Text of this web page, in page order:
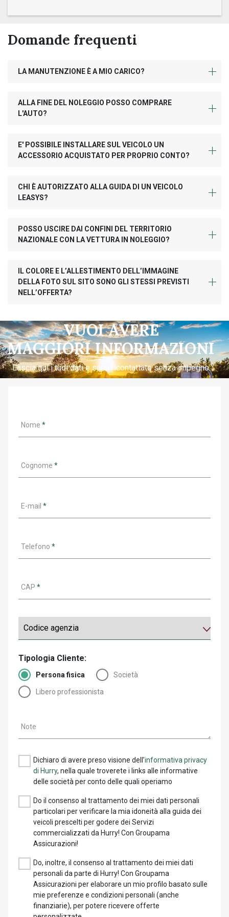
Domande frequenti
LA MANUTENZIONE È A MIO CARICO?
ALLA FINE DEL NOLEGGIO POSSO COMPRARE
L'AUTO?
E' POSSIBILE INSTALLARE SUL VEICOLO UN
ACCESSORIO ACQUISTATO PER PROPRIO CONTO?
CHI È AUTORIZZATO ALLA GUIDA DI UN VEICOLO
LEASYS?
POSSO USCIRE DAI CONFINI DEL TERRITORIO
NAZIONALE CON LA VETTURA IN NOLEGGIO?
IL COLORE E L’ALLESTIMENTO DELL’IMMAGINE
DELLA FOTO SUL SITO SONO GLI STESSI PREVISTI
NELL’OFFERTA?
VUOI AVERE
MAGGIORI INFORMAZIONI
Lascia qui i tuoi dati e sarai ricontattato senza impegno.
Nome *
Cognome *
E-mail *
Telefono *
CAP *
Tipologia Cliente:
Persona fisica Società
Libero professionista
Note
Dichiaro di avere preso visione dell’informativa privacy
di Hurry, nella quale troverete i links alle informative
delle società per conto delle quali operiamo
Do il consenso al trattamento dei miei dati personali
particolari per verificare la mia idoneità alla guida dei
veicoli prescelti per godere dei Servizi
commercializzati da Hurry! Con Groupama
Assicurazioni!
Do, inoltre, il consenso al trattamento dei miei dati
personali da parte di Hurry! Con Groupama
Assicurazioni per elaborare un mio profilo basato sulle
mie preferenze e condizioni personali (anche
finanziarie), per potere ricevere offerte